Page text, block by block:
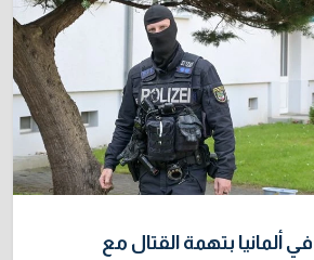
ألمانيا بتهمة القتال مع